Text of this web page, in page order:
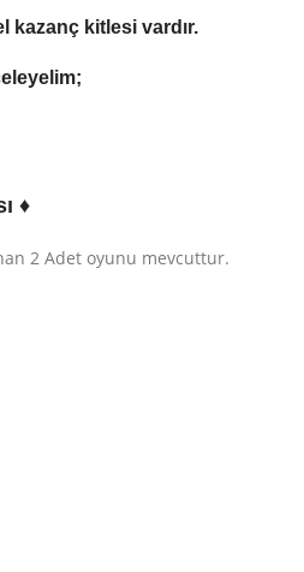
kazanç kitlesi vardır.
♦
2 Adet oyunu mevcuttur.